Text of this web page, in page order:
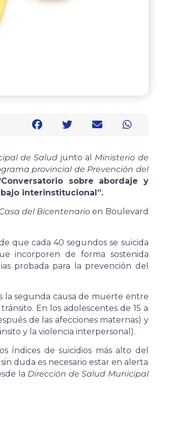
de Saludjunto al Ministerio de
provincial de Prevención del
sobre abordaje y
interinstitucional”.
del Bicentenario en Boulevard
que cada 40 segundos se suicida
incorporen de forma sostenida
probada para la prevención del
la segunda causa de muerte entre
En los adolescentes de 15 a
de las afecciones maternas) y
y la violencia interpersonal).
índices de suicidios más alto del
duda es necesario estar en alerta
la Dirección de Salud Municipal